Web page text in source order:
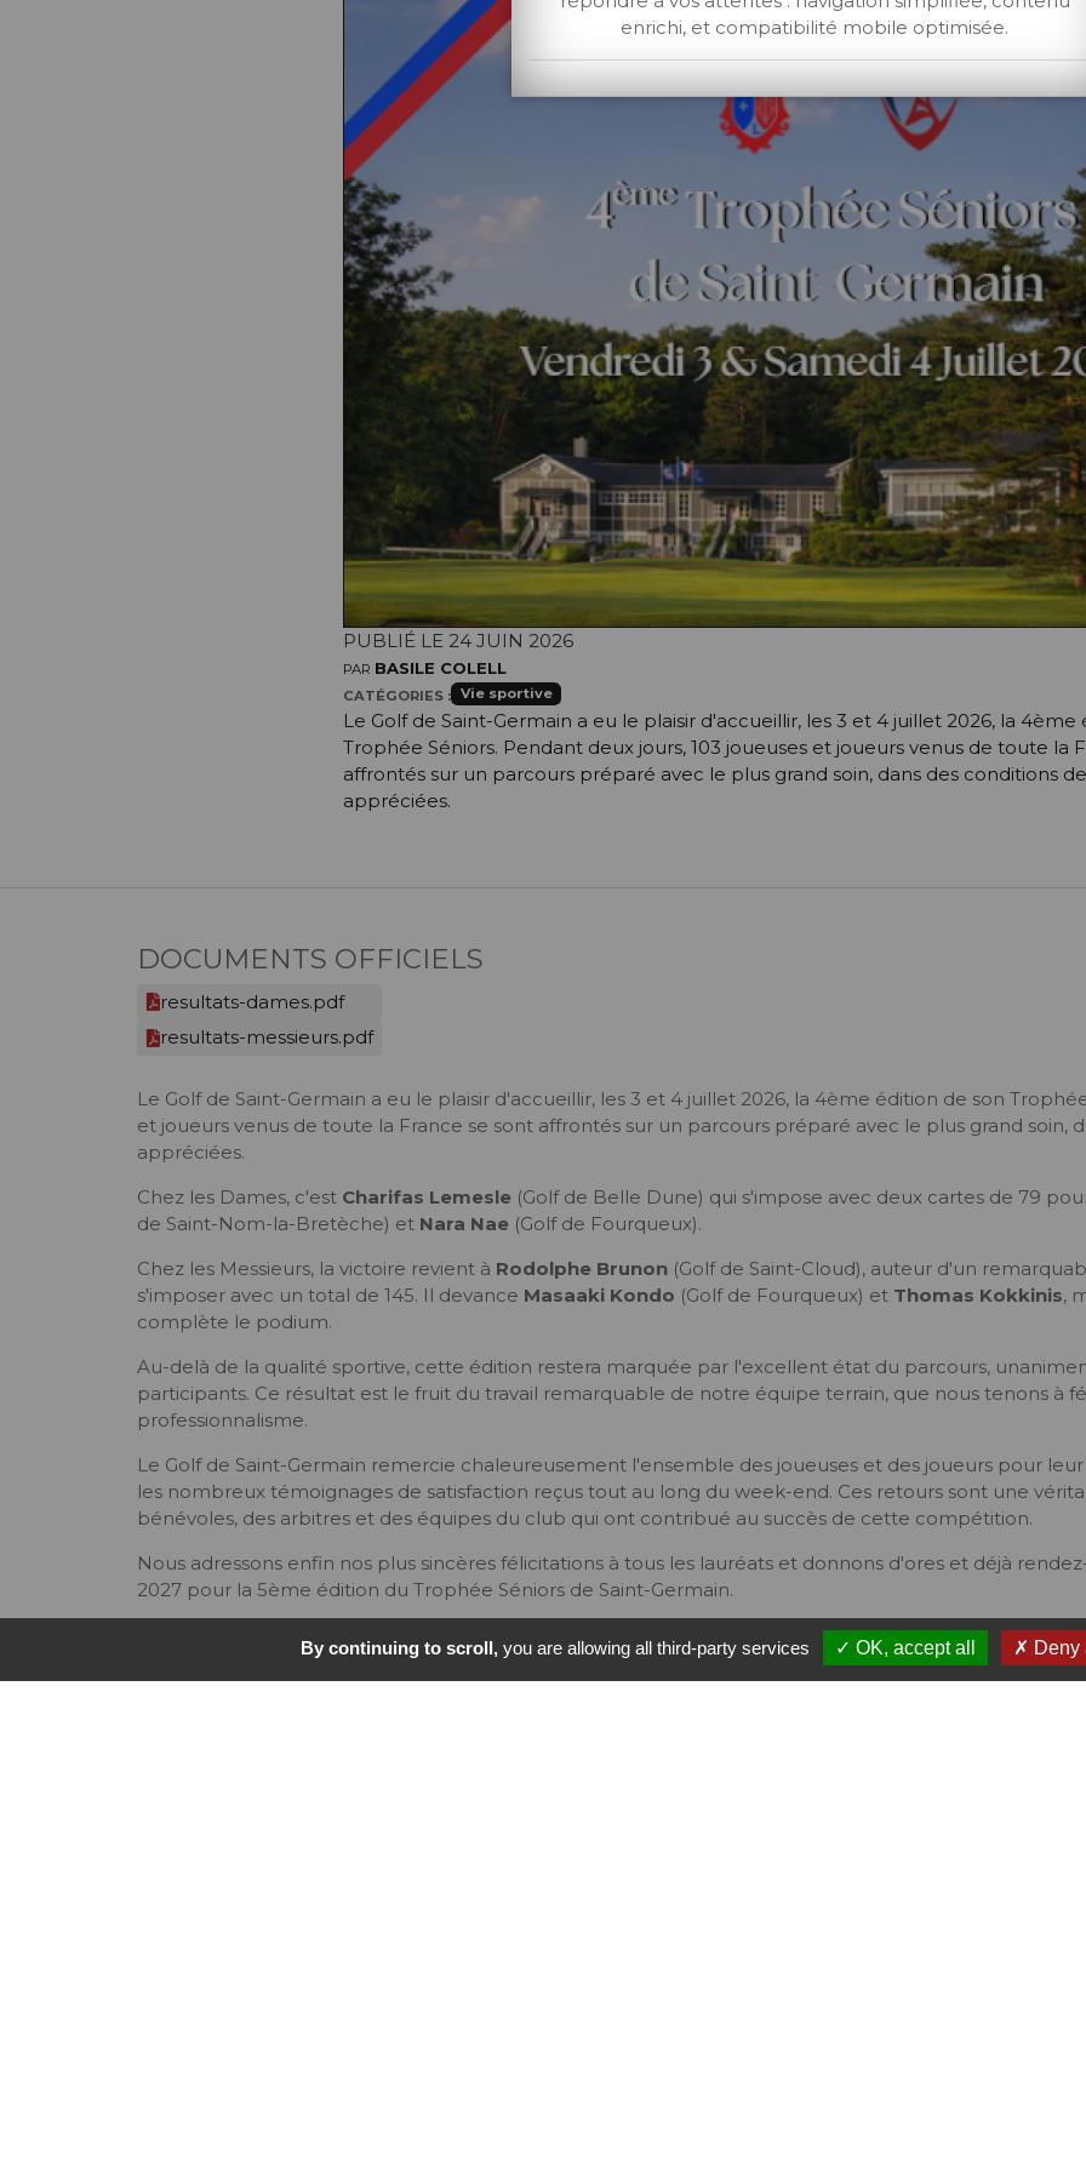
PUBLIÉ LE 24 JUIN 2026
PAR BASILE COLELL
CATÉGORIES : Vie sportive
Le Golf de Saint-Germain a eu le plaisir d'accueillir, les 3 et 4 juillet 2026, la
Trophée Séniors. Pendant deux jours, 103 joueuses et joueurs venus de toute la
affrontés sur un parcours préparé avec le plus grand soin, dans des conditions
appréciées.
DOCUMENTS OFFICIELS
resultats-dames.pdf
resultats-messieurs.pdf
Le Golf de Saint-Germain a eu le plaisir d'accueillir, les 3 et 4 juillet 2026, la 4ème édition de son
et joueurs venus de toute la France se sont affrontés sur un parcours préparé avec le plus grand soin,
appréciées.
Chez les Dames, c'est Charifas Lemesle (Golf de Belle Dune) qui s'impose avec deux cartes de 79
de Saint-Nom-la-Bretèche) et Nara Nae (Golf de Fourqueux).
Chez les Messieurs, la victoire revient à Rodolphe Brunon (Golf de Saint-Cloud), auteur d'un
s'imposer avec un total de 145. Il devance Masaaki Kondo (Golf de Fourqueux) et Thomas Kokkinis,
complète le podium.
Au-delà de la qualité sportive, cette édition restera marquée par l'excellent état du parcours,
participants. Ce résultat est le fruit du travail remarquable de notre équipe terrain, que nous tenons à
professionnalisme.
Le Golf de Saint-Germain remercie chaleureusement l'ensemble des joueuses et des joueurs pour
les nombreux témoignages de satisfaction reçus tout au long du week-end. Ces retours sont une
bénévoles, des arbitres et des équipes du club qui ont contribué au succès de cette compétition.
Nous adressons enfin nos plus sincères félicitations à tous les lauréats et donnons d'ores et déjà
2027 pour la 5ème édition du Trophée Séniors de Saint-Germain.
VOIR TOUTES LES ACTUALITÉS
enrichi, et compatibilité mobile optimisée.
By continuing to scroll,you are allowing all third-party services OK, accept all Deny